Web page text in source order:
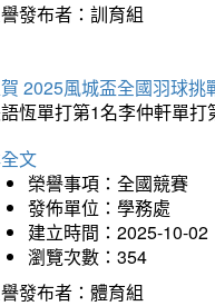
發布者：訓育組
2025風城盃全國羽球
恆單打第1名李仲軒單
文
榮譽事項：全國競賽
發佈單位：學務處
建立時間：2025-10-02
瀏覽次數：354
發布者：體育組